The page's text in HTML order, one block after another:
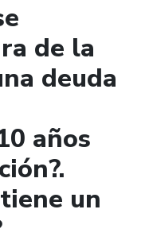
de la
deuda
años
un